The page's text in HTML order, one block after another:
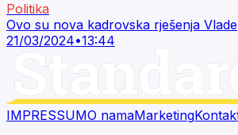
Politika
Ovo su nova kadrovska rješenja Vlade
21/03/2024•13:44
IMPRESSUMO namaMarketing